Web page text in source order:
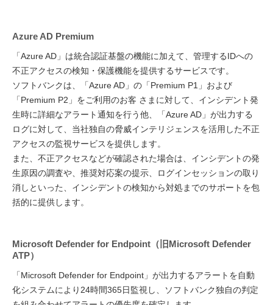
Azure AD Premium
「Azure AD」は統合認証基盤の機能に加えて、管理するIDへの
不正アクセスの検知・保護機能を提供するサービスです。
ソフトバンクは、「Azure AD」の「Premium P1」および
「Premium P2」をご利用のお客 さまに対して、インシデント発
生時に詳細なアラート通知を行う他、「Azure AD」が出力する
ログに対して、当社独自の脅威インテリジェンスを活用した不正
アクセスの監視サービスを提供します。
また、不正アクセスなどが確認された場合は、インシデントの発
生原因の調査や、推奨対応案の提示、ログインセッションの取り
消しといった、インシデントの検知から対処までのサポートを包
括的に提供します。
Microsoft Defender for Endpoint（旧Microsoft Defender
ATP）
「Microsoft Defender for Endpoint」が出力するアラートを自動
化システムにより24時間365日監視し、ソフトバンク独自の判定